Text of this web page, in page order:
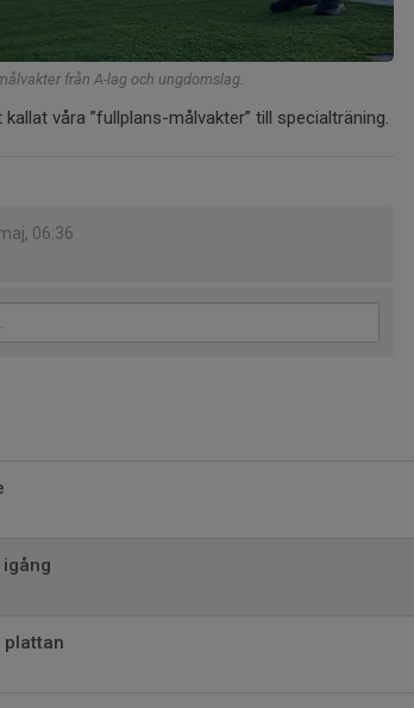
från A-lag och ungdomslag.
våra ”fullplans-målvakter” till specialträning.
06:36
plattan